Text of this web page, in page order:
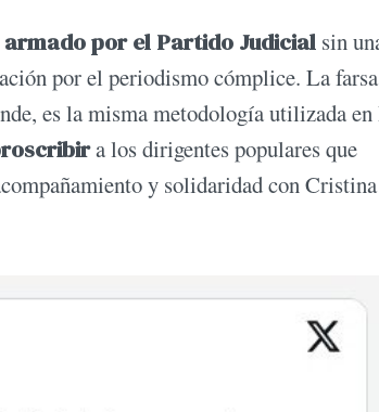
armado por el Partido Judicial sin
por el periodismo cómplice. La farsa
es la misma metodología utilizada
a los dirigentes populares que
y solidaridad con Cristina